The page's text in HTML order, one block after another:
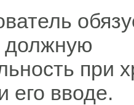
должную
при
его вводе.